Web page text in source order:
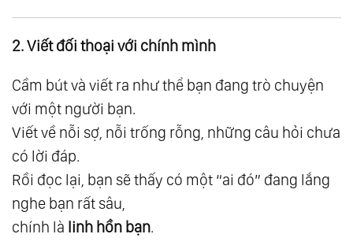
Hành Trình Chứng Ngộ
Nhiên Của Tâm
96.Phần Viii - Giác Ngộ
97.Phần Ix - Suy Ngẫm Và Cảm Ngộ
98.Tầng 1: Nhìn Lại Chính Mình
99.Suy Ngẫm 01: Tượng Đài Của Cái Tôi
100.Suy Ngẫm 02: Hạt Mầm Của Khổ Đau
101.Suy Ngẫm 03: Sức Mạnh Của Sự Thật
2. Viết đối thoại với chính mình
Cầm bút và viết ra như thể bạn đang trò chuyện
với một người bạn.
Viết về nỗi sợ, nỗi trống rỗng, những câu hỏi chưa
có lời đáp.
Rồi đọc lại, bạn sẽ thấy có một “ai đó” đang lắng
nghe bạn rất sâu,
chính là linh hồn bạn.